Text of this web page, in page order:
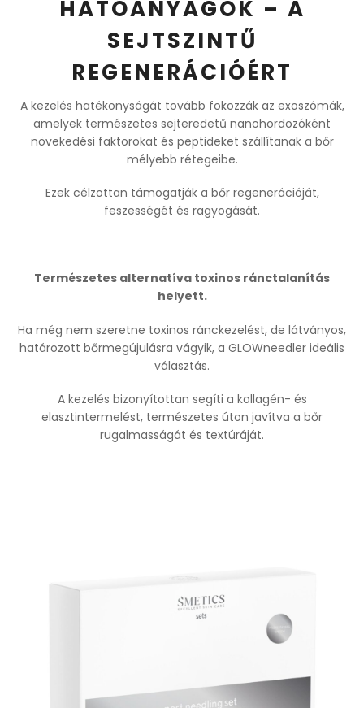
HATÓANYAGOK – A
SEJTSZINTŰ
REGENERÁCIÓÉRT
A kezelés hatékonyságát tovább fokozzák az exoszómák,
amelyek természetes sejteredetű nanohordozóként
növekedési faktorokat és peptideket szállítanak a bőr
mélyebb rétegeibe.
Ezek célzottan támogatják a bőr regenerációját,
feszességét és ragyogását.
Természetes alternatíva toxinos ránctalanítás
helyett.
Ha még nem szeretne toxinos ránckezelést, de látványos,
határozott bőrmegújulásra vágyik, a GLOWneedler ideális
választás.
A kezelés bizonyítottan segíti a kollagén- és
elasztintermelést, természetes úton javítva a bőr
rugalmasságát és textúráját.